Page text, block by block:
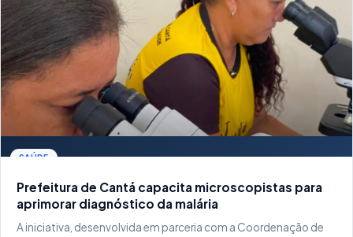
SAÚDE
Prefeitura de Cantá capacita microscopistas para
aprimorar diagnóstico da malária
A iniciativa, desenvolvida em parceria com a Coordenação de